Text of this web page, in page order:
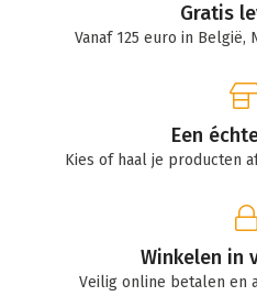
Gratis
Vanaf 125 euro in België,
Een
Kies of haal je producten
Winkelen in
Veilig online betalen en